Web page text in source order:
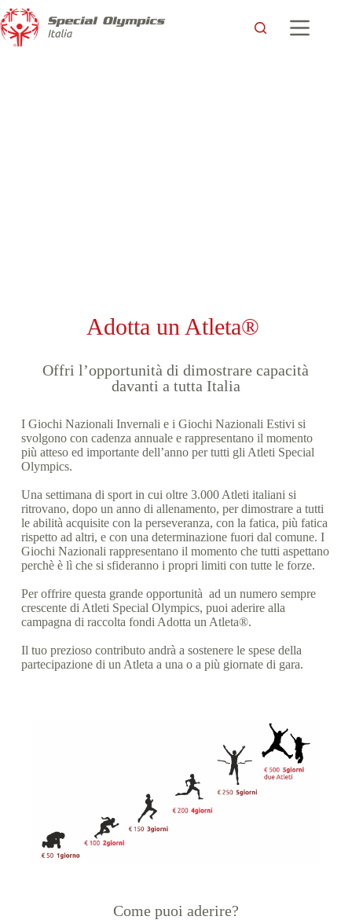
Adotta un Atleta®
Offri l’opportunità di dimostrare capacità
davanti a tutta Italia
I Giochi Nazionali Invernali e i Giochi Nazionali Estivi si
svolgono con cadenza annuale e rappresentano il momento
più atteso ed importante dell’anno per tutti gli Atleti Special
Olympics.
Una settimana di sport in cui oltre 3.000 Atleti italiani si
ritrovano, dopo un anno di allenamento, per dimostrare a tutti
le abilità acquisite con la perseveranza, con la fatica, più fatica
rispetto ad altri, e con una determinazione fuori dal comune. I
Giochi Nazionali rappresentano il momento che tutti aspettano
perchè è lì che si sfideranno i propri limiti con tutte le forze.
Per offrire questa grande opportunità ad un numero sempre
crescente di Atleti Special Olympics, puoi aderire alla
campagna di raccolta fondi Adotta un Atleta®.
Il tuo prezioso contributo andrà a sostenere le spese della
partecipazione di un Atleta a una o a più giornate di gara.
Come puoi aderire?